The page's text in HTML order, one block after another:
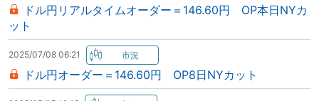
ドル円リアルタイムオーダー＝146.60円 OP本日NYカ
ット
2025/07/08 06:21
ドル円オーダー＝146.60円 OP8日NYカット